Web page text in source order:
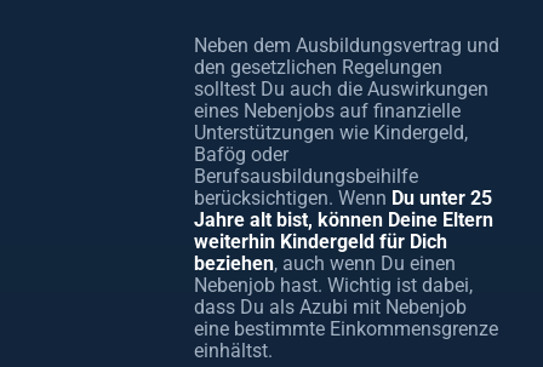
Neben dem Ausbildungsvertrag und
den gesetzlichen Regelungen
solltest Du auch die Auswirkungen
eines Nebenjobs auf finanzielle
Unterstützungen wie Kindergeld,
Bafög oder
Berufsausbildungsbeihilfe
berücksichtigen. Wenn Du unter 25
Jahre alt bist, können Deine Eltern
weiterhin Kindergeld für Dich
beziehen, auch wenn Du einen
Nebenjob hast. Wichtig ist dabei,
dass Du als Azubi mit Nebenjob
eine bestimmte Einkommensgrenze
einhältst.